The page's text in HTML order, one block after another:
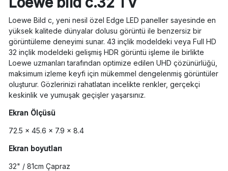
Loewe Bild c, yeni nesil özel Edge LED paneller sayesinde en
yüksek kalitede dünyalar dolusu görüntü ile benzersiz bir
görüntüleme deneyimi sunar. 43 inçlik modeldeki veya Full HD
32 inçlik modeldeki gelişmiş HDR görüntü işleme ile birlikte
Loewe uzmanları tarafından optimize edilen UHD çözünürlüğü,
maksimum izleme keyfi için mükemmel dengelenmiş görüntüler
oluşturur. Gözlerinizi rahatlatan incelikte renkler, gerçekçi
keskinlik ve yumuşak geçişler yaşarsınız.
Ekran Ölçüsü
72.5 x 45.6 x 7.9 x 8.4
Ekran boyutları
32" / 81cm Çapraz